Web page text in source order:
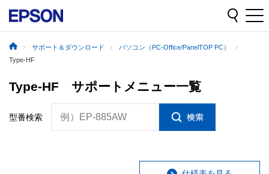
サポート＆ダウンロード
パソコン（PC-Office/PanelTOP PC）
Type-HF
Type-HF サポートメニュー一覧
型番検索 例）EP-885AW